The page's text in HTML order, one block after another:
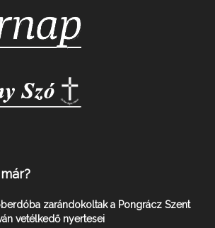
zarándokoltak a Pongrácz Szent
vetélkedő nyertesei